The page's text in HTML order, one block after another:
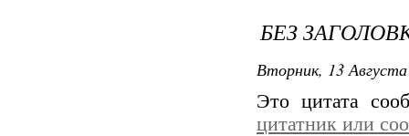
БЕЗ
Вторник, 13
Это цитата
цитатник или